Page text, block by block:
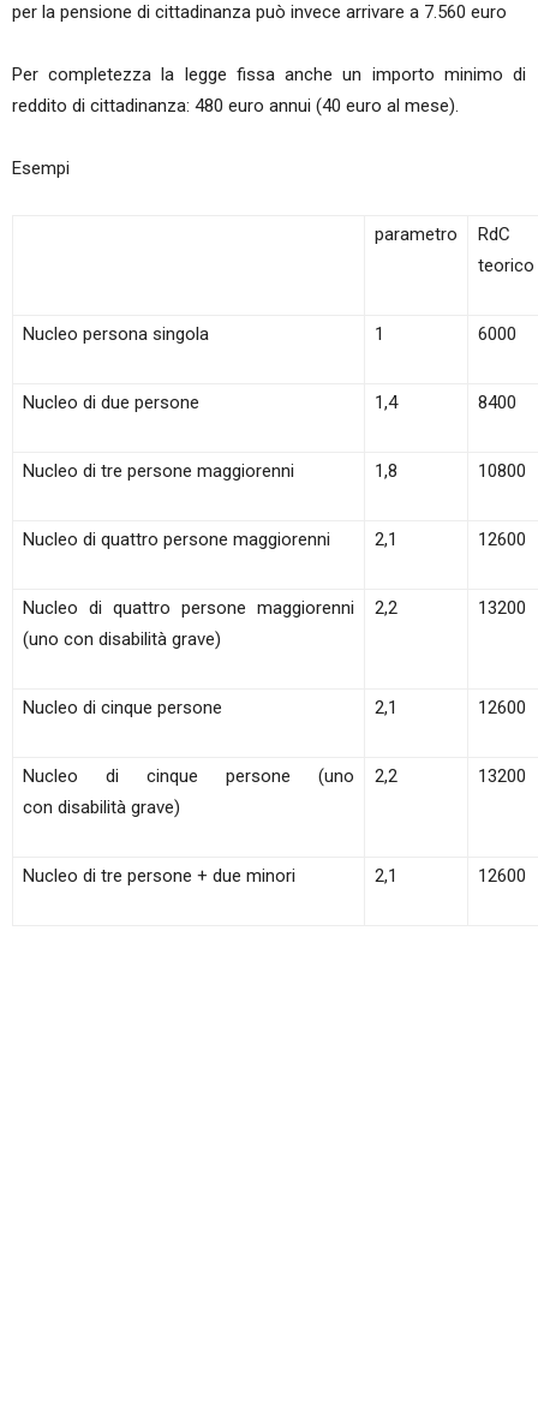
per la pensione di cittadinanza può invece arrivare a 7.560 euro
Per completezza la legge fissa anche un importo minimo di
reddito di cittadinanza: 480 euro annui (40 euro al mese).
Esempi
parametro
RdC
teorico
Nucleo persona singola 1 6000
Nucleo di due persone 1,4 8400
Nucleo di tre persone maggiorenni 1,8 10800
Nucleo di quattro persone maggiorenni 2,1 12600
Nucleo di quattro persone maggiorenni
(uno con disabilità grave)
2,2 13200
Nucleo di cinque persone 2,1 12600
Nucleo di cinque persone (uno
con disabilità grave)
2,2 13200
Nucleo di tre persone + due minori 2,1 12600